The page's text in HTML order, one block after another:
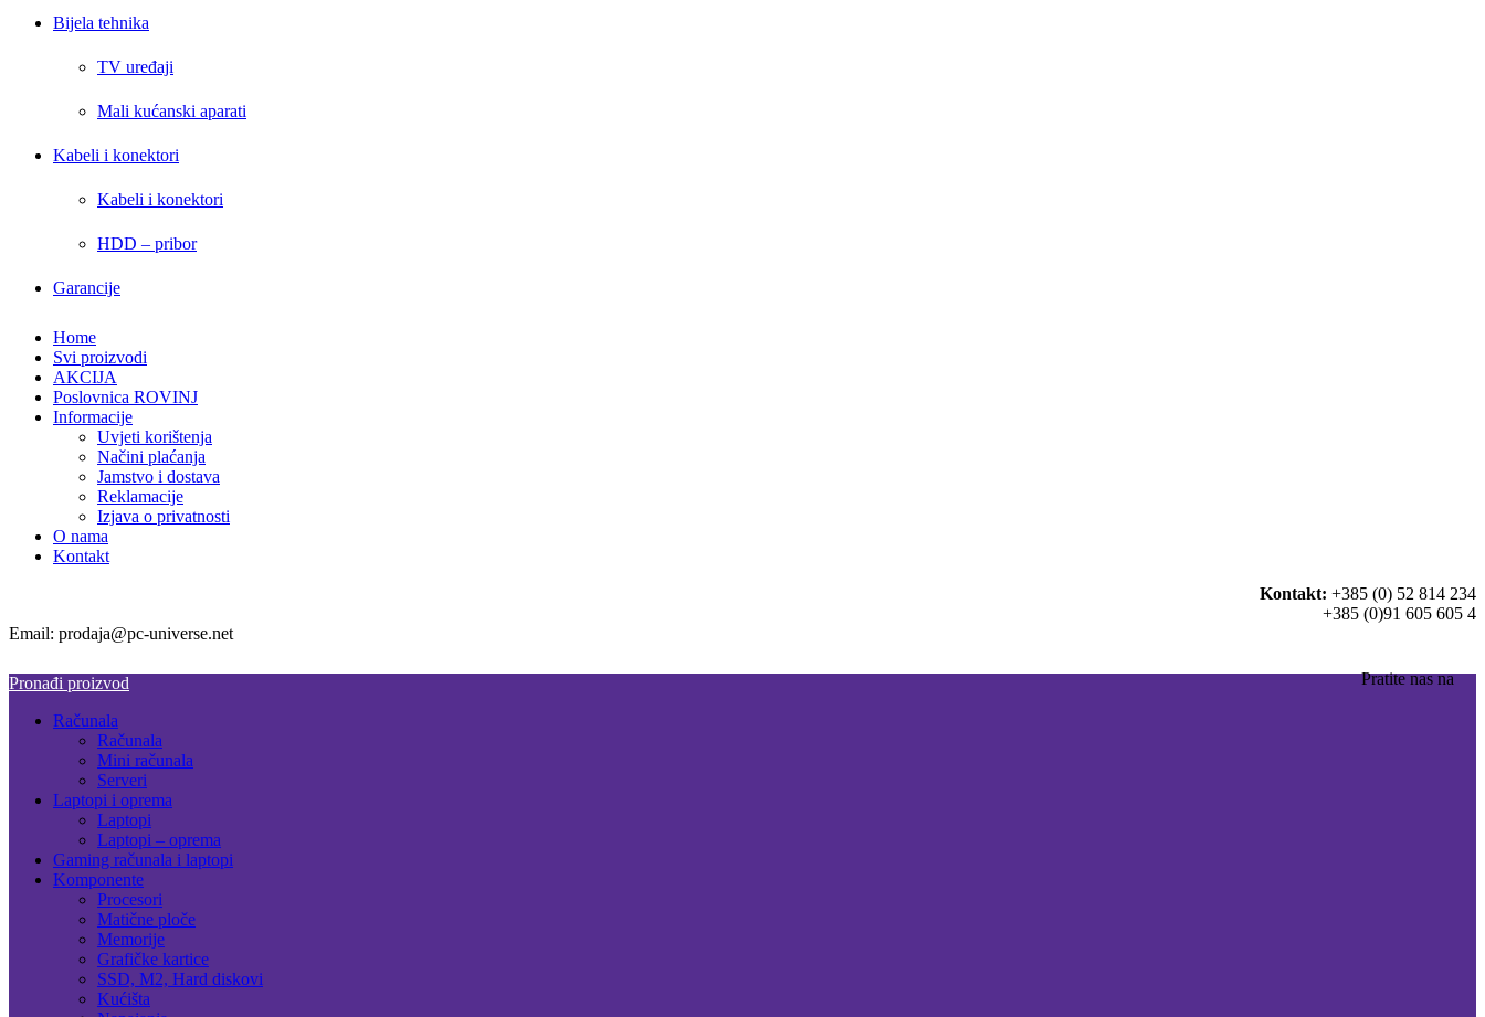
Bijela tehnika
TV uređaji
Mali kućanski aparati
Kabeli i konektori
Kabeli i konektori
HDD – pribor
Garancije
Home
Svi proizvodi
AKCIJA
Poslovnica ROVINJ
Informacije
Uvjeti korištenja
Načini plaćanja
Jamstvo i dostava
Reklamacije
Izjava o privatnosti
O nama
Kontakt
Kontakt: +385 (0) 52 814 234
+385 (0)91 605 605 4
Email: prodaja@pc-universe.net
Pratite nas na
Pronađi proizvod
Računala
Računala
Mini računala
Serveri
Laptopi i oprema
Laptopi
Laptopi – oprema
Gaming računala i laptopi
Komponente
Procesori
Matične ploče
Memorije
Grafičke kartice
SSD, M2, Hard diskovi
Kućišta